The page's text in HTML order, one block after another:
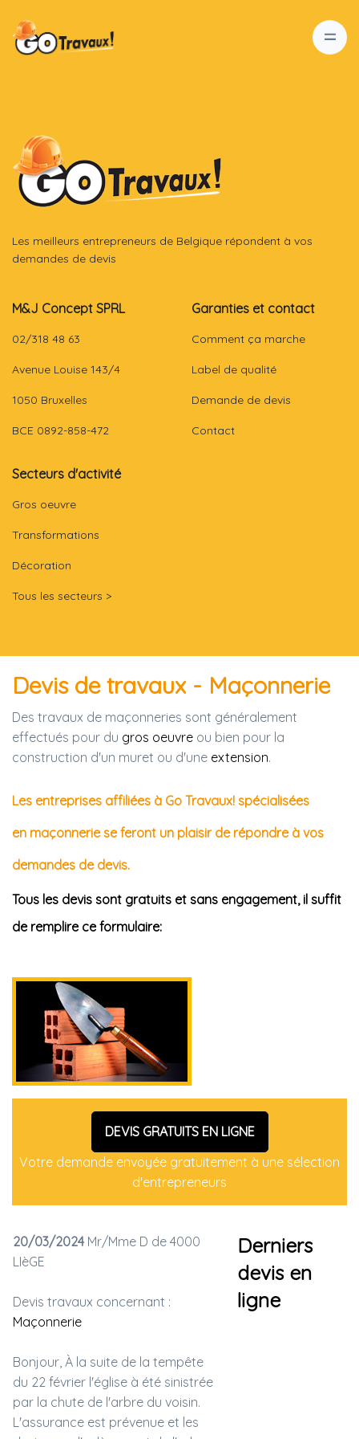
Les meilleurs entrepreneurs de Belgique répondent à vos
demandes de devis
M&J Concept SPRL
02/318 48 63
Avenue Louise 143/4
1050 Bruxelles
BCE 0892-858-472
Garanties et contact
Comment ça marche
Label de qualité
Demande de devis
Contact
Secteurs d'activité
Gros oeuvre
Transformations
Décoration
Tous les secteurs >
Devis de travaux - Maçonnerie
Des travaux de maçonneries sont généralement
effectués pour du gros oeuvre ou bien pour la
construction d'un muret ou d'une extension.
Les entreprises affiliées à Go Travaux! spécialisées
en maçonnerie se feront un plaisir de répondre à vos
demandes de devis.
Tous les devis sont gratuits et sans engagement, il suffit
de remplire ce formulaire:
DEVIS GRATUITS EN LIGNE
Votre demande envoyée gratuitement à une sélection
d'entrepreneurs
20/03/2024 Mr/Mme D de 4000
LIèGE
Devis travaux concernant :
Maçonnerie
Bonjour, À la suite de la tempête
du 22 février l'église à été sinistrée
par la chute de l'arbre du voisin.
L'assurance est prévenue et les
Derniers
devis en
ligne